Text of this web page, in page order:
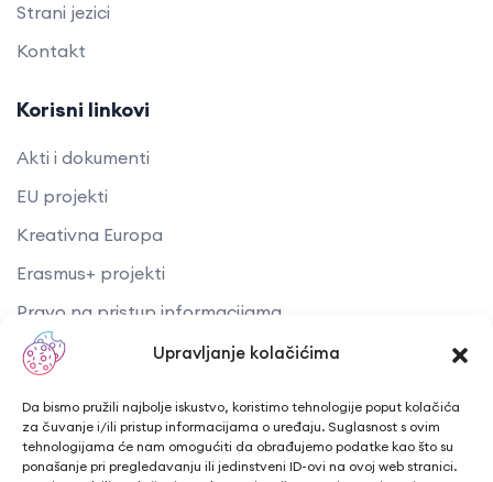
Upravljanje kolačićima
Da bismo pružili najbolje iskustvo, koristimo tehnologije poput kolačića
za čuvanje i/ili pristup informacijama o uređaju. Suglasnost s ovim
tehnologijama će nam omogućiti da obrađujemo podatke kao što su
ponašanje pri pregledavanju ili jedinstveni ID-ovi na ovoj web stranici.
Strani jezici
Kontakt
Korisni linkovi
Akti i dokumenti
EU projekti
Kreativna Europa
Erasmus+ projekti
​​​​​​​Pravo na pristup informacijama
Arhiva objava
Kontaktirajte nas
Telefon: + 385 43 241 298